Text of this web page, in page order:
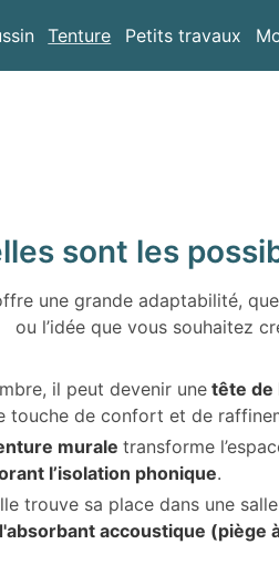
Tenture Petits travaux
sont les
une grande adaptabilité,
ou l’idée que vous souhaitez
il peut devenir unetête de
touche de confort et de
murale transforme
l’isolation phonique.
trouve sa place dans une
accoustique (piège